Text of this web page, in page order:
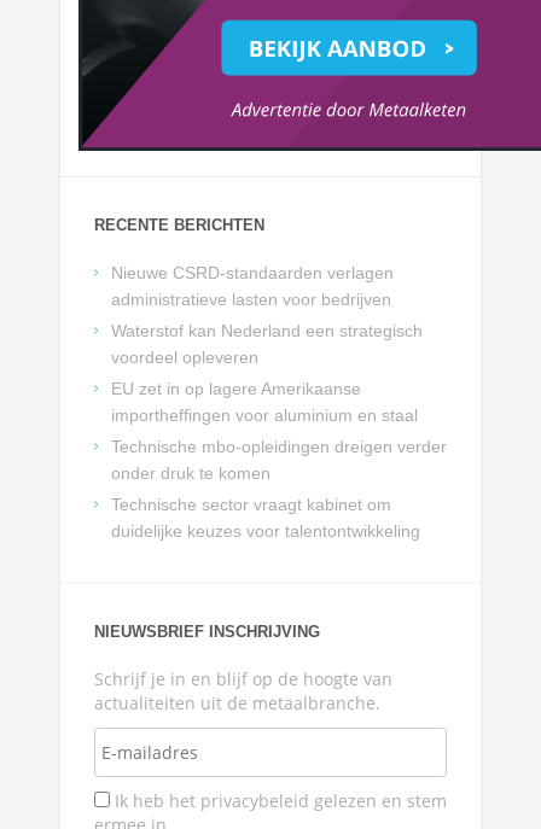
RECENTE BERICHTEN
Nieuwe CSRD-standaarden verlagen
administratieve lasten voor bedrijven
Waterstof kan Nederland een strategisch
voordeel opleveren
EU zet in op lagere Amerikaanse
importheffingen voor aluminium en staal
Technische mbo-opleidingen dreigen verder
onder druk te komen
Technische sector vraagt kabinet om
duidelijke keuzes voor talentontwikkeling
NIEUWSBRIEF INSCHRIJVING
Schrijf je in en blijf op de hoogte van
actualiteiten uit de metaalbranche.
Ik heb het privacybeleid gelezen en stem
ermee in.